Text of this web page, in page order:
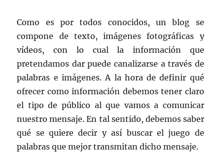
Como es por todos conocidos, un blog se
compone de texto, imágenes fotográficas y
vídeos, con lo cual la información que
pretendamos dar puede canalizarse a través de
palabras e imágenes. A la hora de definir qué
ofrecer como información debemos tener claro
el tipo de público al que vamos a comunicar
nuestro mensaje. En tal sentido, debemos saber
qué se quiere decir y así buscar el juego de
palabras que mejor transmitan dicho mensaje.